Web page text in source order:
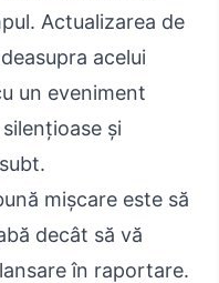
Actualizarea de
acelui
un eveniment
și
mișcare este să
decât să vă
în raportare.